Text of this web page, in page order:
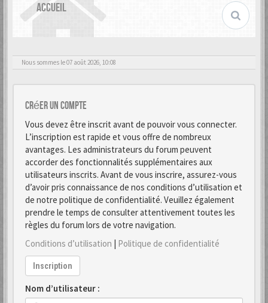
ACCUEIL
Nous sommes le 07 août 2026, 10:08
Créer un Compte
Vous devez être inscrit avant de pouvoir vous connecter.
L’inscription est rapide et vous offre de nombreux
avantages. Les administrateurs du forum peuvent
accorder des fonctionnalités supplémentaires aux
utilisateurs inscrits. Avant de vous inscrire, assurez-vous
d’avoir pris connaissance de nos conditions d’utilisation et
de notre politique de confidentialité. Veuillez également
prendre le temps de consulter attentivement toutes les
règles du forum lors de votre navigation.
Conditions d’utilisation | Politique de confidentialité
Inscription
Nom d’utilisateur :